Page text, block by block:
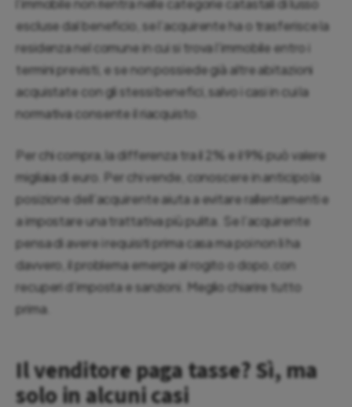
l’immobile non rientra nelle categorie catastali di lusso
escluse dal beneficio, se l’acquirente ha o trasferisce la
residenza nel comune in cui si trova l’immobile entro i
termini previsti, e se non possiede già altre abitazioni
acquistate con gli stessi benefici, salvo i casi in cui la
normativa consente il riacquisto.
Per chi compra, la differenza tra il 2% e il 9% può valere
migliaia di euro. Per chi vende, conoscere in anticipo la
posizione dell’acquirente aiuta a evitare rallentamenti e
a impostare una trattativa più pulita. Se l’acquirente
pensa di avere i requisiti prima casa ma poi non li ha
davvero, il problema emerge al rogito o dopo, con
recuperi d’imposta e sanzioni. Meglio chiarire tutto
prima.
Il venditore paga tasse? Sì, ma
solo in alcuni casi